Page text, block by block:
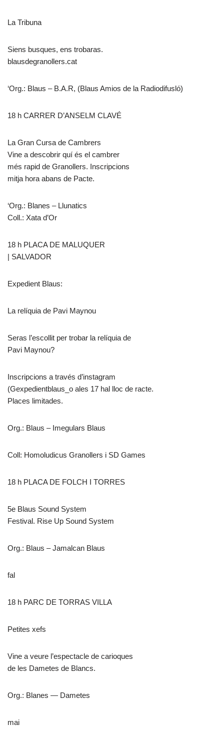
La Tribuna
Siens busques, ens trobaras.
blausdegranollers.cat
‘Org.: Blaus – B.A.R, (Blaus Amios de la Radiodifusló)
18 h CARRER D’ANSELM CLAVÉ
La Gran Cursa de Cambrers
Vine a descobrir quí és el cambrer
més rapid de Granollers. Inscripcions
mitja hora abans de Pacte.
‘Org.: Blanes – Llunatics
Coll.: Xata d’Or
18 h PLACA DE MALUQUER
| SALVADOR
Expedient Blaus:
La relíquia de Pavi Maynou
Seras l’escollit per trobar la relíquia de
Pavi Maynou?
Inscripcions a través d’instagram
(Gexpedientblaus_o ales 17 hal lloc de racte.
Places limitades.
Org.: Blaus – Imegulars Blaus
Coll: Homoludicus Granollers i SD Games
18 h PLACA DE FOLCH I TORRES
5e Blaus Sound System
Festival. Rise Up Sound System
Org.: Blaus – Jamalcan Blaus
fal
18 h PARC DE TORRAS VILLA
Petites xefs
Vine a veure l’espectacle de carioques
de les Dametes de Blancs.
Org.: Blanes — Dametes
mai